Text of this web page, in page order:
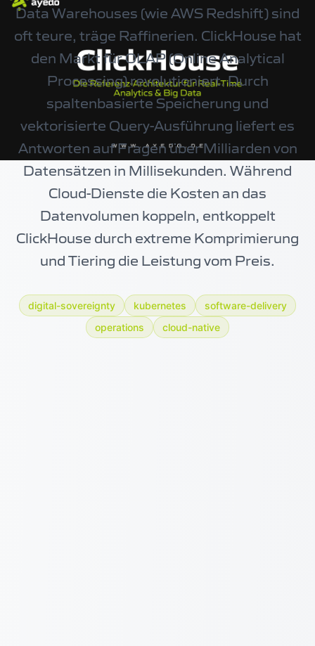
Data Warehouses (wie AWS Redshift) sind
oft teure, träge Raffinerien. ClickHouse hat
den Markt für OLAP (Online Analytical
Processing) revolutioniert. Durch
spaltenbasierte Speicherung und
vektorisierte Query-Ausführung liefert es
Antworten auf Fragen über Milliarden von
Datensätzen in Millisekunden. Während
Cloud-Dienste die Kosten an das
Datenvolumen koppeln, entkoppelt
ClickHouse durch extreme Komprimierung
und Tiering die Leistung vom Preis.
digital-sovereignty kubernetes
software-delivery
operations
cloud-native